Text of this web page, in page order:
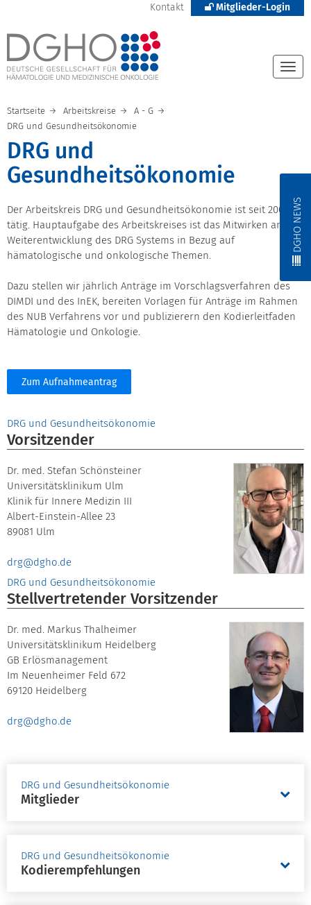
Kontakt Mitglieder-Login
DGHO NEWS
Startseite Arbeitskreise
A - G
DRG und Gesundheitsökonomie
DRG und
Gesundheitsökonomie
Der Arbeitskreis DRG und Gesundheitsökonomie ist seit 2003
tätig. Hauptaufgabe des Arbeitskreises ist das Mitwirken an der
Weiterentwicklung des DRG Systems in Bezug auf
hämatologische und onkologische Themen.
Dazu stellen wir jährlich Anträge im Vorschlagsverfahren des
DIMDI und des InEK, bereiten Vorlagen für Anträge im Rahmen
des NUB Verfahrens vor und publizierern den Kodierleitfaden
Hämatologie und Onkologie.
Zum Aufnahmeantrag
DRG und Gesundheitsökonomie
Vorsitzender
Dr. med. Stefan Schönsteiner
Universitätsklinikum Ulm
Klinik für Innere Medizin III
Albert-Einstein-Allee 23
89081 Ulm
drg@dgho.de
DRG und Gesundheitsökonomie
Stellvertretender Vorsitzender
Dr. med. Markus Thalheimer
Universitätsklinikum Heidelberg
GB Erlösmanagement
Im Neuenheimer Feld 672
69120 Heidelberg
drg@dgho.de
DRG und Gesundheitsökonomie
Mitglieder
DRG und Gesundheitsökonomie
Kodierempfehlungen